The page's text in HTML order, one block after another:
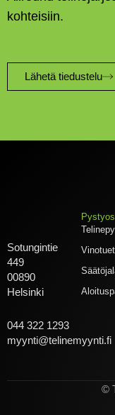
kohteisiin.
Lähetä tiedustelu
Sotungintie
449
00890
Helsinki
044 322 1293
myynti@telinemyynti.fi
Vinotuet
©